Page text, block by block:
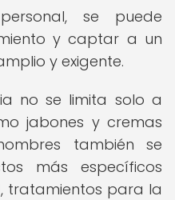
se puede
y captar a un
y exigente.
no se limita solo a
jabones y cremas
también se
más específicos
tratamientos para la